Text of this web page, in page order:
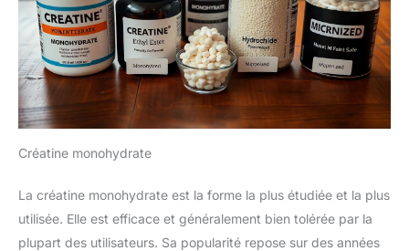
Créatine monohydrate
La créatine monohydrate est la forme la plus étudiée et la plus
utilisée. Elle est efficace et généralement bien tolérée par la
plupart des utilisateurs. Sa popularité repose sur des années